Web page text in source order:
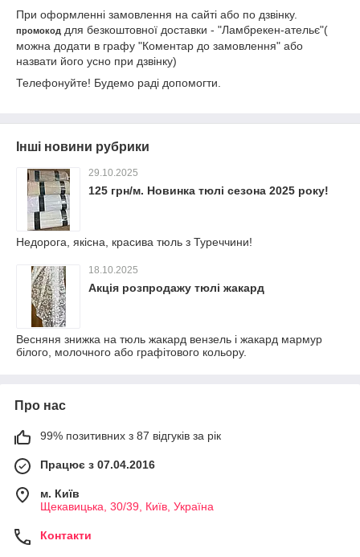
При оформленні замовлення на сайті або по дзвінку.
промокод для безкоштовної доставки - "Ламбрекен-ательє"(
можна додати в графу "Коментар до замовлення" або
назвати його усно при дзвінку)
Телефонуйте! Будемо раді допомогти.
Інші новини рубрики
29.10.2025
125 грн/м. Новинка тюлі сезона 2025 року!
Недорога, якісна, красива тюль з Туреччини!
18.10.2025
Акція розпродажу тюлі жакард
Весняня знижка на тюль жакард вензель і жакард мармур
білого, молочного або графітового кольору.
Про нас
99% позитивних з 87 відгуків за рік
Працює з 07.04.2016
м. Київ
Щекавицька, 30/39, Київ, Україна
Контакти